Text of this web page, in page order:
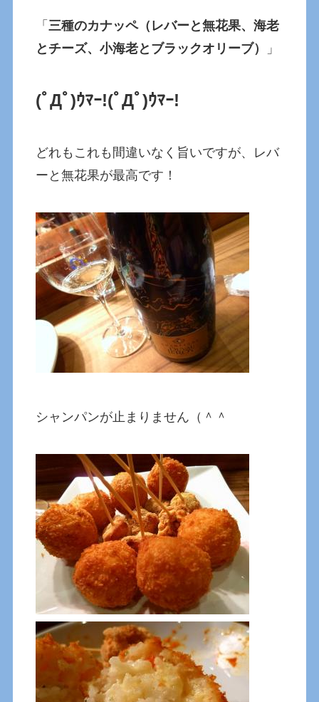
「 三種のカナッペ（レバーと無花果、海老
とチーズ、小海老とブラックオリーブ）
」
(ﾟДﾟ)ｳﾏｰ!(ﾟДﾟ)ｳﾏｰ!
どれもこれも間違いなく旨いですが、レバ
ーと無花果が最高です！
シャンパンが止まりません（＾＾